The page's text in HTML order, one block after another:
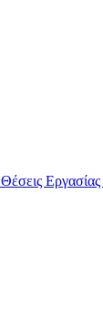
Θέσεις Εργασίας